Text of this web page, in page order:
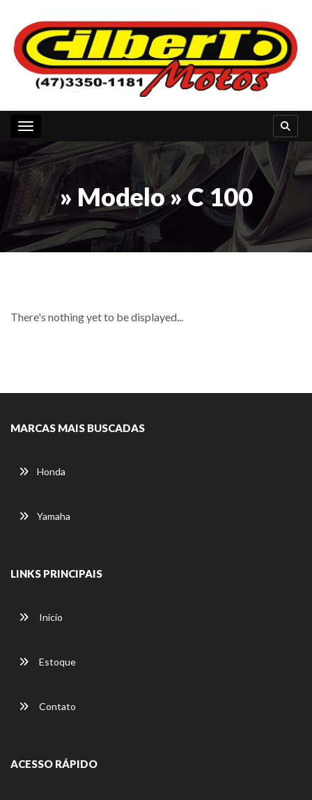
Toggle navigation
» Modelo » C 100
There's nothing yet to be displayed...
MARCAS MAIS BUSCADAS
Honda
Yamaha
LINKS PRINCIPAIS
Início
Estoque
Contato
ACESSO RÁPIDO